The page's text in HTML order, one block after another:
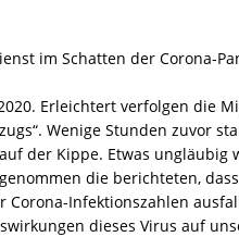
im Schatten der Corona-
Erleichtert verfolgen die
Wenige Stunden zuvor
der Kippe. Etwas
die berichteten,
Corona-Infektionszahlen
dieses Virus auf